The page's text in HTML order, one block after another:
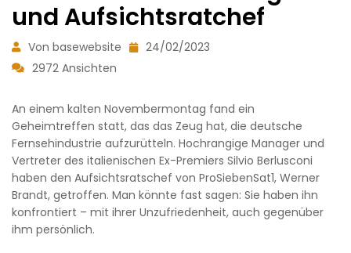
und Aufsichtsratchef
Von basewebsite
24/02/2023
2972 Ansichten
An einem kalten Novembermontag fand ein
Geheimtreffen statt, das das Zeug hat, die deutsche
Fernsehindustrie aufzurütteln. Hochrangige Manager und
Vertreter des italienischen Ex-Premiers Silvio Berlusconi
haben den Aufsichtsratschef von ProSiebenSat1, Werner
Brandt, getroffen. Man könnte fast sagen: Sie haben ihn
konfrontiert – mit ihrer Unzufriedenheit, auch gegenüber
ihm persönlich.